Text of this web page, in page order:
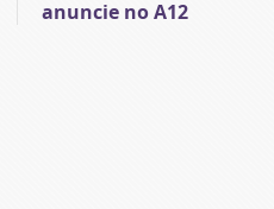
anuncie no A12